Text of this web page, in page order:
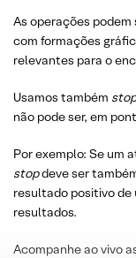
As operações
com formações
relevantes para o
Usamos também stop
não pode ser, em
Por exemplo: Se um
stopdeve ser
resultado positivo de
resultados.
Acompanhe ao vivo